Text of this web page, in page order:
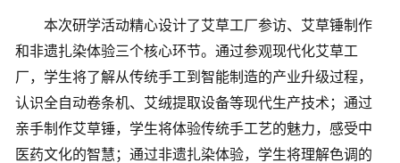
本次研学活动精心设计了艾草工厂参访、艾草锤制作
和非遗扎染体验三个核心环节。通过参观现代化艾草工
厂，学生将了解从传统手工到智能制造的产业升级过程，
认识全自动卷条机、艾绒提取设备等现代生产技术；通过
亲手制作艾草锤，学生将体验传统手工艺的魅力，感受中
医药文化的智慧；通过非遗扎染体验，学生将理解色调的